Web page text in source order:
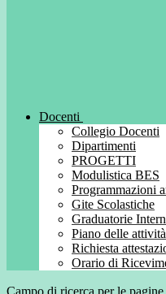
Docenti
Collegio Docenti
Dipartimenti
PROGETTI
Modulistica BES
Programmazioni
Gite Scolastiche
Graduatorie
Piano delle attività
Richiesta
Orario di